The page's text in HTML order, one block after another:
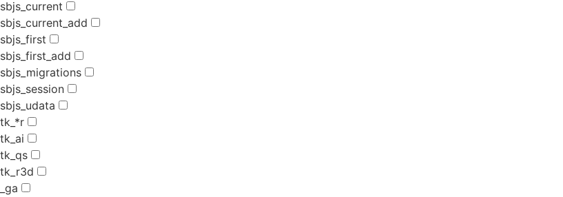
sbjs_current
sbjs_current_add
sbjs_first
sbjs_first_add
sbjs_migrations
sbjs_session
sbjs_udata
tk_*r
tk_ai
tk_qs
tk_r3d
_ga